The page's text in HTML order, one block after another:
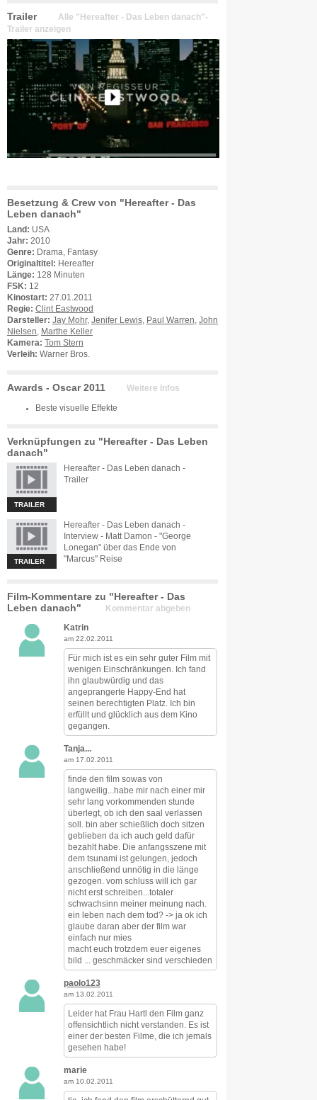
Trailer
Alle "Hereafter - Das Leben danach"-
Trailer anzeigen
Besetzung & Crew von "Hereafter - Das
Leben danach"
Land: USA
Jahr: 2010
Genre: Drama, Fantasy
Originaltitel: Hereafter
Länge: 128 Minuten
FSK: 12
Kinostart: 27.01.2011
Regie: Clint Eastwood
Darsteller: Jay Mohr, Jenifer Lewis Paul Warren John
Nielsen
Marthe Keller
Kamera: Tom Stern
Verleih: Warner Bros.
Awards - Oscar 2011 Weitere Infos
Beste visuelle Effekte
Verknüpfungen zu "Hereafter - Das Leben
danach"
TRAILER
Hereafter - Das Leben danach -
Trailer
TRAILER
Hereafter - Das Leben danach -
Interview - Matt Damon - "George
Lonegan" über das Ende von
"Marcus" Reise
Film-Kommentare zu "Hereafter - Das
Leben danach"
Kommentar abgeben
Katrin
am 22.02.2011
Für mich ist es ein sehr guter Film mit
wenigen Einschränkungen. Ich fand
ihn glaubwürdig und das
angeprangerte Happy-End hat
seinen berechtigten Platz. Ich bin
erfüllt und glücklich aus dem Kino
gegangen.
Tanja...
am 17.02.2011
finde den film sowas von
langweilig...habe mir nach einer mir
sehr lang vorkommenden stunde
überlegt, ob ich den saal verlassen
soll. bin aber schießlich doch sitzen
geblieben da ich auch geld dafür
bezahlt habe. Die anfangsszene mit
dem tsunami ist gelungen, jedoch
anschließend unnötig in die länge
gezogen. vom schluss will ich gar
nicht erst schreiben...totaler
schwachsinn meiner meinung nach.
ein leben nach dem tod? -> ja ok ich
glaube daran aber der film war
einfach nur mies
macht euch trotzdem euer eigenes
bild ... geschmäcker sind verschieden
paolo123
am 13.02.2011
Leider hat Frau Hartl den Film ganz
offensichtlich nicht verstanden. Es ist
einer der besten Filme, die ich jemals
gesehen habe!
marie
am 10.02.2011